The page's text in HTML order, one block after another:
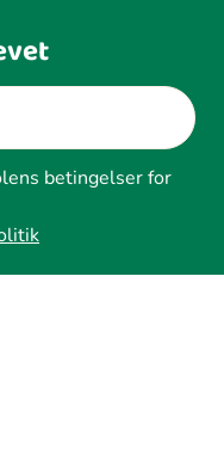
betingelser for